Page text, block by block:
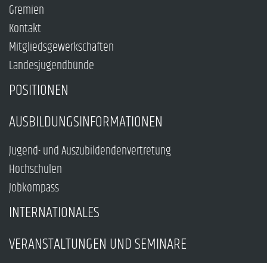
Gremien
Kontakt
Mitgliedsgewerkschaften
Landesjugendbünde
POSITIONEN
AUSBILDUNGSINFORMATIONEN
Jugend- und Auszubildendenvertretung
Hochschulen
Jobkompass
INTERNATIONALES
VERANSTALTUNGEN UND SEMINARE